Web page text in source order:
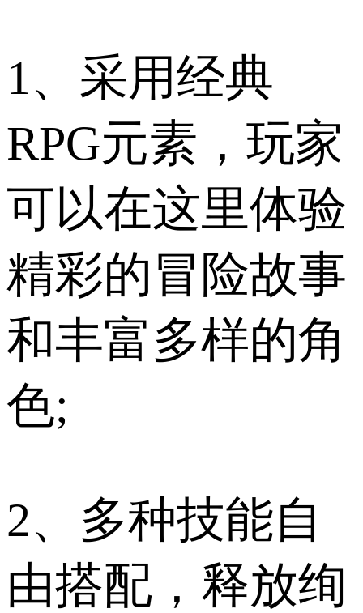
1、采用经典
RPG元素，玩家
可以在这里体验
精彩的冒险故事
和丰富多样的角
色;
2、多种技能自
由搭配，释放绚